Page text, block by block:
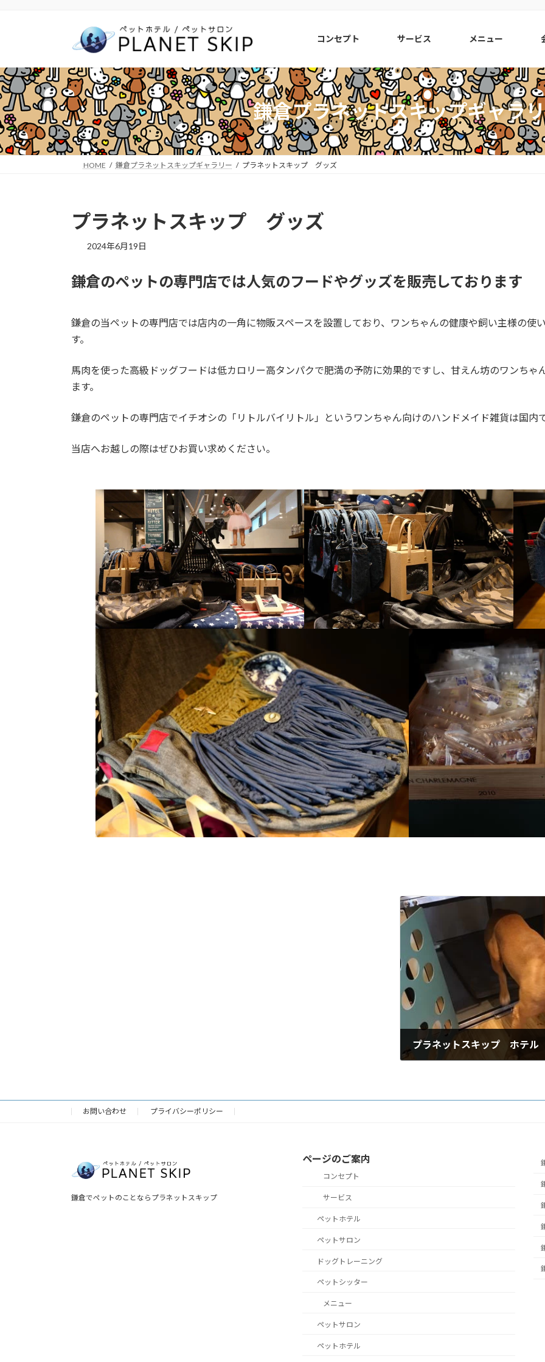
ツ
へ
ス
キ
ッ
プ
シ
ョ
ン
に
移
動
コンセプト サービス メニュー
鎌倉プラネットスキップギャラ
HOME 鎌倉プラネットスキップギャラリー プラネットスキップ グッズ
プラネットスキップ グッズ
2024年6月19日
鎌倉のペットの専門店では人気のフードやグッズを販売しております
鎌倉の当ペットの専門店では店内の一角に物販スペースを設置しており、ワンちゃんの健康や飼い主様の使
す。
馬肉を使った高級ドッグフードは低カロリー高タンパクで肥満の予防に効果的ですし、甘えん坊のワンちゃ
ます。
鎌倉のペットの専門店でイチオシの「リトルバイリトル」というワンちゃん向けのハンドメイド雑貨は国内
当店へお越しの際はぜひお買い求めください。
プラネットスキップ ホテル
お問い合わせ プライバシーポリシー
鎌倉でペットのことならプラネットスキップ
ページのご案内
コンセプト
サービス
ペットホテル
ペットサロン
ドッグトレーニング
ペットシッター
メニュー
ペットサロン
ペットホテル